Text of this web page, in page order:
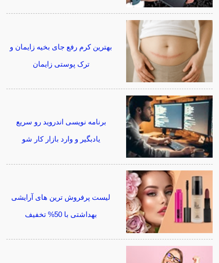
بهترین کرم رفع جای بخیه زایمان و
ترک پوستی زایمان
برنامه نویسی اندروید رو سریع
یادبگیر و وارد بازار کار شو
لیست پرفروش ترین های آرایشی
بهداشتی با 50% تخفیف